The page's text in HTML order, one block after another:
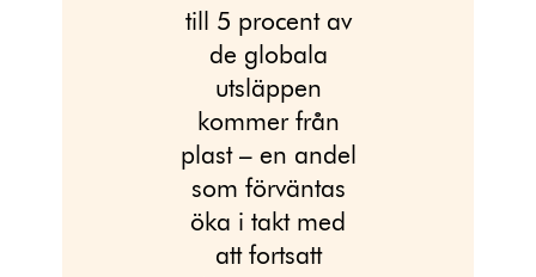
till 5 procent av
de globala
utsläppen
kommer från
plast – en andel
som förväntas
öka i takt med
att fortsatt